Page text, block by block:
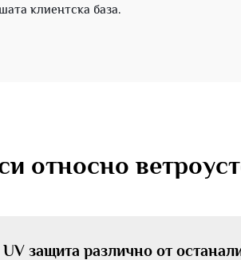
клиентска база.
относно
защита различно от